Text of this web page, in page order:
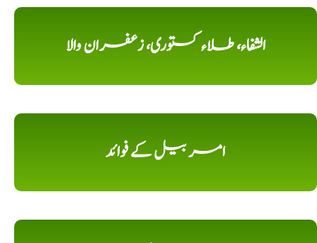
الشفاء، طلاء کستوری، زعفران والا
امر بیل کے فوائد